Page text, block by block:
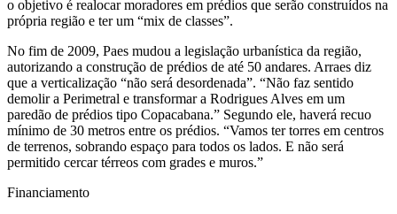
o objetivo é realocar moradores em prédios que serão construídos na
própria região e ter um “mix de classes”.
No fim de 2009, Paes mudou a legislação urbanística da região,
autorizando a construção de prédios de até 50 andares. Arraes diz
que a verticalização “não será desordenada”. “Não faz sentido
demolir a Perimetral e transformar a Rodrigues Alves em um
paredão de prédios tipo Copacabana.” Segundo ele, haverá recuo
mínimo de 30 metros entre os prédios. “Vamos ter torres em centros
de terrenos, sobrando espaço para todos os lados. E não será
permitido cercar térreos com grades e muros.”
Financiamento